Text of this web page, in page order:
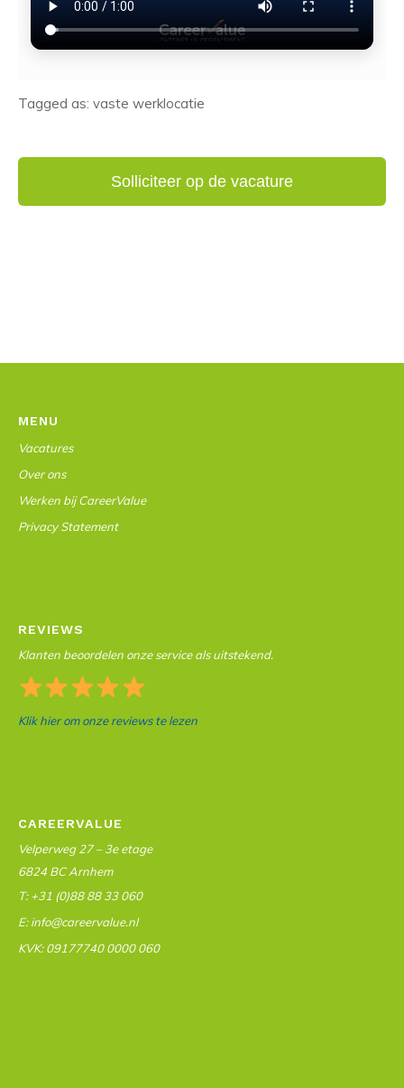
Tagged as: vaste werklocatie
MENU
Vacatures
Over ons
Werken bij CareerValue
Privacy Statement
REVIEWS
Klanten beoordelen onze service als uitstekend.
Klik hier om onze reviews te lezen
CAREERVALUE
Velperweg 27 – 3e etage
6824 BC Arnhem
T: +31 (0)88 88 33 060
E: info@careervalue.nl
KVK: 09177740 0000 060